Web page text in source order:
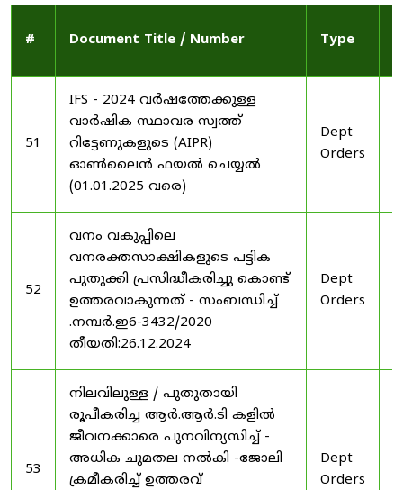
# Document Title / Number Type
51
IFS - 2024 വർഷത്തേക്കുള്ള
വാർഷിക സ്ഥാവര സ്വത്ത്
റിട്ടേണുകളുടെ (AIPR)
ഓൺലൈൻ ഫയൽ ചെയ്യൽ
(01.01.2025 വരെ)
Dept
Orders
52
വനം വകുപ്പിലെ
വനരക്തസാക്ഷികളുടെ പട്ടിക
പുതുക്കി പ്രസിദ്ധീകരിച്ചു കൊണ്ട്
ഉത്തരവാകുന്നത് - സംബന്ധിച്ച്
.നമ്പർ.ഇ6-3432/2020
തീയതി:26.12.2024
Dept
Orders
53
നിലവിലുള്ള / പുതുതായി
രൂപീകരിച്ച ആർ.ആർ.ടി കളിൽ
ജീവനക്കാരെ പുനവിന്യസിച്ച് -
അധിക ചുമതല നൽകി -ജോലി
ക്രമീകരിച്ച് ഉത്തരവ്
Dept
Orders